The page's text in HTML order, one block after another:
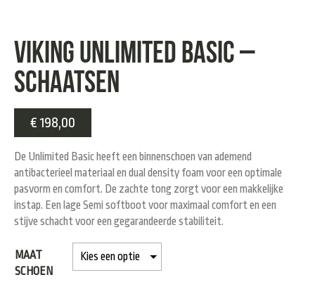
Viking Unlimited Basic –
Schaatsen
€ 198,00
De Unlimited Basic heeft een binnenschoen van ademend
antibacterieel materiaal en dual density foam voor een optimale
pasvorm en comfort. De zachte tong zorgt voor een makkelijke
instap. Een lage Semi softboot voor maximaal comfort en een
stijve schacht voor een gegarandeerde stabiliteit.
MAAT
SCHOEN